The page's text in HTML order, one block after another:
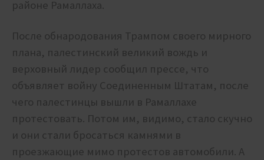
районе Рамаллаха.
После обнародования Трампом своего мирного
плана, палестинский великий вождь и
верховный лидер сообщил прессе, что
объявляет войну Соединенным Штатам, после
чего палестинцы вышли в Рамаллахе
протестовать. Потом им, видимо, стало скучно
и они стали бросаться камнями в
проезжающие мимо протестов автомобили. А